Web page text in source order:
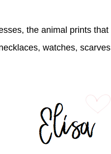
the animal prints that
watches, scarves